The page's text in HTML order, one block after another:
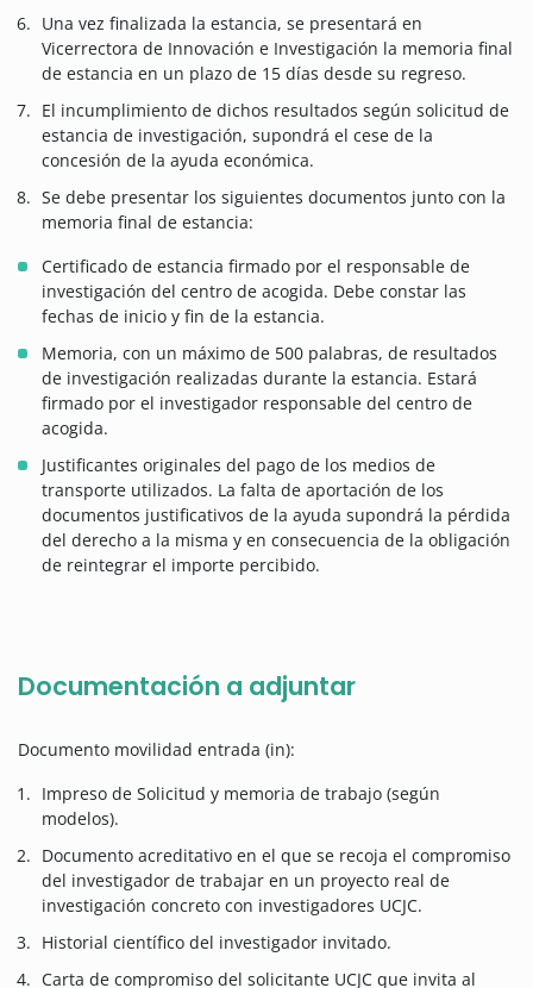
Una vez finalizada la estancia, se presentará en
Vicerrectora de Innovación e Investigación la memoria final
de estancia en un plazo de 15 días desde su regreso.
El incumplimiento de dichos resultados según solicitud de
estancia de investigación, supondrá el cese de la
concesión de la ayuda económica.
Se debe presentar los siguientes documentos junto con la
memoria final de estancia:
Certificado de estancia firmado por el responsable de
investigación del centro de acogida. Debe constar las
fechas de inicio y fin de la estancia.
Memoria, con un máximo de 500 palabras, de resultados
de investigación realizadas durante la estancia. Estará
firmado por el investigador responsable del centro de
acogida.
Justificantes originales del pago de los medios de
transporte utilizados. La falta de aportación de los
documentos justificativos de la ayuda supondrá la pérdida
del derecho a la misma y en consecuencia de la obligación
de reintegrar el importe percibido.
Documentación a adjuntar
Documento movilidad entrada (in):
Impreso de Solicitud y memoria de trabajo (según
modelos).
Documento acreditativo en el que se recoja el compromiso
del investigador de trabajar en un proyecto real de
investigación concreto con investigadores UCJC.
Historial científico del investigador invitado.
Carta de compromiso del solicitante UCJC que invita al